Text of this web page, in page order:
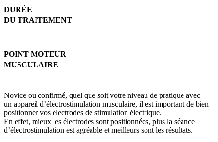
DURÉE
DU TRAITEMENT
POINT MOTEUR
MUSCULAIRE
Novice ou confirmé, quel que soit votre niveau de pratique avec
un appareil d’électrostimulation musculaire, il est important de bien
positionner vos électrodes de stimulation électrique.
En effet, mieux les électrodes sont positionnées, plus la séance
d’électrostimulation est agréable et meilleurs sont les résultats.